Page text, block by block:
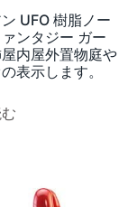
UFO 樹脂ノー
ンタジー ガー
内屋外置物庭や
表示します。